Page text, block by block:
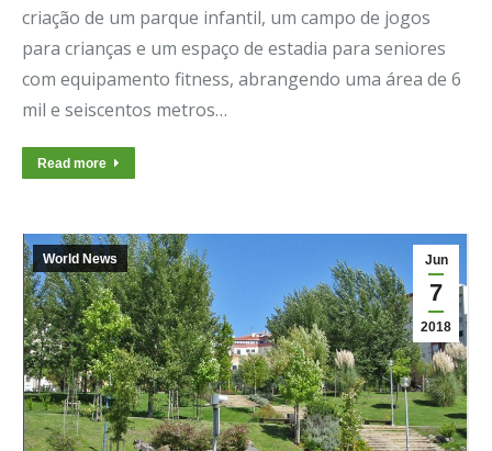
criação de um parque infantil, um campo de jogos
para crianças e um espaço de estadia para seniores
com equipamento fitness, abrangendo uma área de 6
mil e seiscentos metros…
Read more
Jun
7
2018
World News